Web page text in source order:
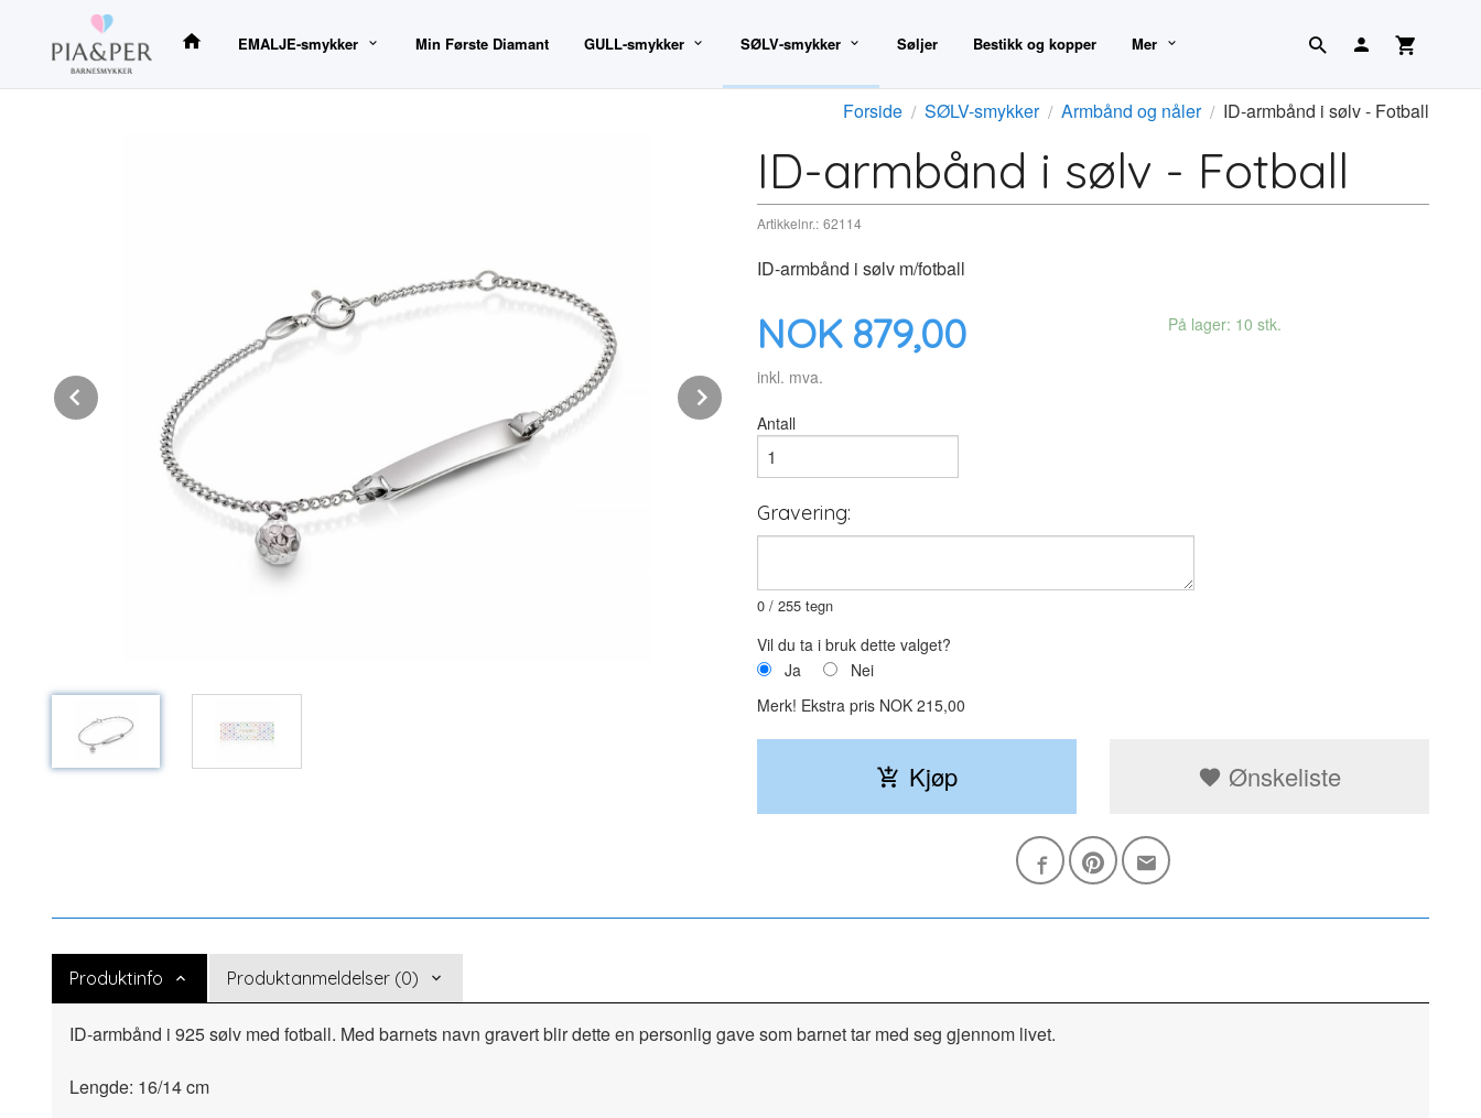
innholdet
EMALJE-smykker Min Første Diamant GULL-smykker SØLV-smykker Søljer Bestikk og kopper Mer
Forside SØLV-smykker Armbånd og nåler ID-armbånd i sølv - Fotball
Armbåndet kommer i en fin gaveeske.
Next
ID-armbånd i sølv - Fotball
Artikkelnr.: 62114
ID-armbånd i sølv m/fotball
Pris
NOK 879,00
inkl. mva.
På lager: 10 stk.
Antall
Gravering:
0 / 255 tegn
Vil du ta i bruk dette valget?
Ja
Nei
Merk! Ekstra pris NOK 215,00
Kjøp Ønskeliste
Produktinfo Produktanmeldelser (0)
ID-armbånd i 925 sølv med fotball. Med barnets navn gravert blir dette en personlig gave som barnet tar med seg gjennom livet.
Lengde: 16/14 cm